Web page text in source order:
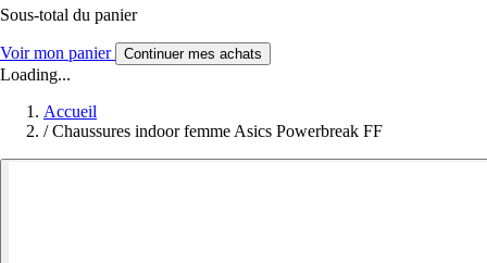
Sous-total du panier
Voir mon panier Continuer mes achats
Loading...
Accueil
/ Chaussures indoor femme Asics Powerbreak FF